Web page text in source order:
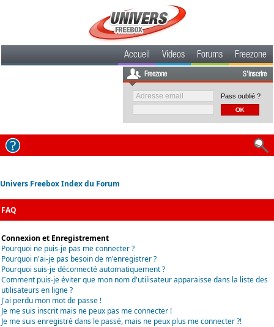
Accueil Videos Forums Freezone
Freezone S'inscrire
Pass oublié ?
Univers Freebox Index du Forum
FAQ
Connexion et Enregistrement
Pourquoi ne puis-je pas me connecter ?
Pourquoi n'ai-je pas besoin de m'enregistrer ?
Pourquoi suis-je déconnecté automatiquement ?
Comment puis-je éviter que mon nom d'utilisateur apparaisse dans la liste des
utilisateurs en ligne ?
J'ai perdu mon mot de passe !
Je me suis inscrit mais ne peux pas me connecter !
Je me suis enregistré dans le passé, mais ne peux plus me connecter ?!